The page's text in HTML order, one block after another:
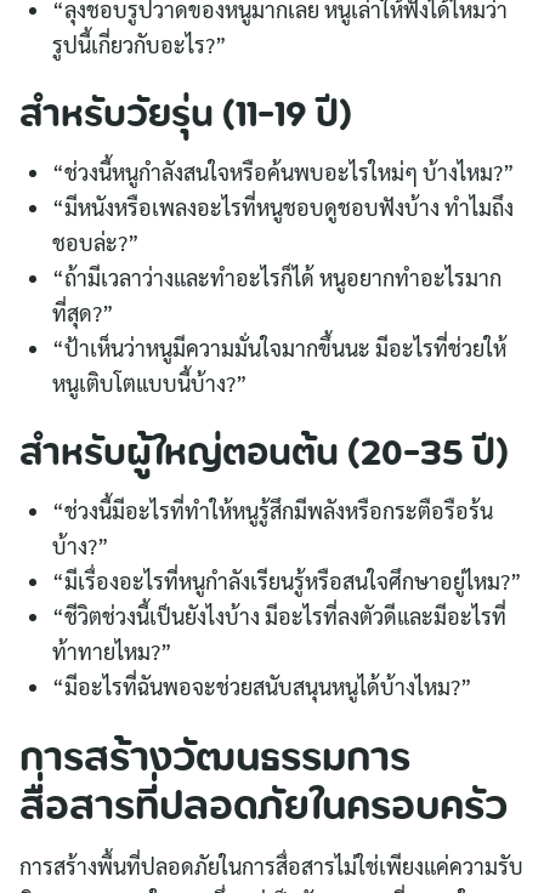
“ลุงชอบรูปวาดของหนูมากเลย หนูเล่าให้ฟังได้ไหมว่า
รูปนี้เกี่ยวกับอะไร?”
สำหรับวัยรุ่น (11-19 ปี)
“ช่วงนี้หนูกำลังสนใจหรือค้นพบอะไรใหม่ๆ บ้างไหม?”
“มีหนังหรือเพลงอะไรที่หนูชอบดูชอบฟังบ้าง ทำไมถึง
ชอบล่ะ?”
“ถ้ามีเวลาว่างและทำอะไรก็ได้ หนูอยากทำอะไรมาก
ที่สุด?”
“ป้าเห็นว่าหนูมีความมั่นใจมากขึ้นนะ มีอะไรที่ช่วยให้
หนูเติบโตแบบนี้บ้าง?”
สำหรับผู้ใหญ่ตอนต้น (20-35 ปี)
“ช่วงนี้มีอะไรที่ทำให้หนูรู้สึกมีพลังหรือกระตือรือร้น
บ้าง?”
“มีเรื่องอะไรที่หนูกำลังเรียนรู้หรือสนใจศึกษาอยู่ไหม?”
“ชีวิตช่วงนี้เป็นยังไงบ้าง มีอะไรที่ลงตัวดีและมีอะไรที่
ท้าทายไหม?”
“มีอะไรที่ฉันพอจะช่วยสนับสนุนหนูได้บ้างไหม?”
การสร้างวัฒนธรรมการ
สื่อสารที่ปลอดภัยในครอบครัว
การสร้างพื้นที่ปลอดภัยในการสื่อสารไม่ใช่เพียงแค่ความรับ